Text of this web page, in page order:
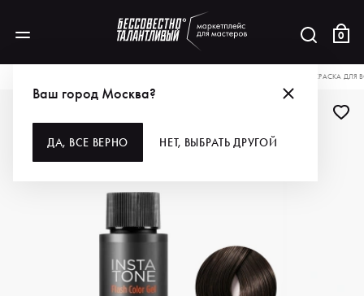
0
Ваш город Москва?
ДА, ВСЕ ВЕРНО НЕТ, ВЫБРАТЬ ДРУГОЙ
I.C.O.N. КРАСКА ДЛЯ